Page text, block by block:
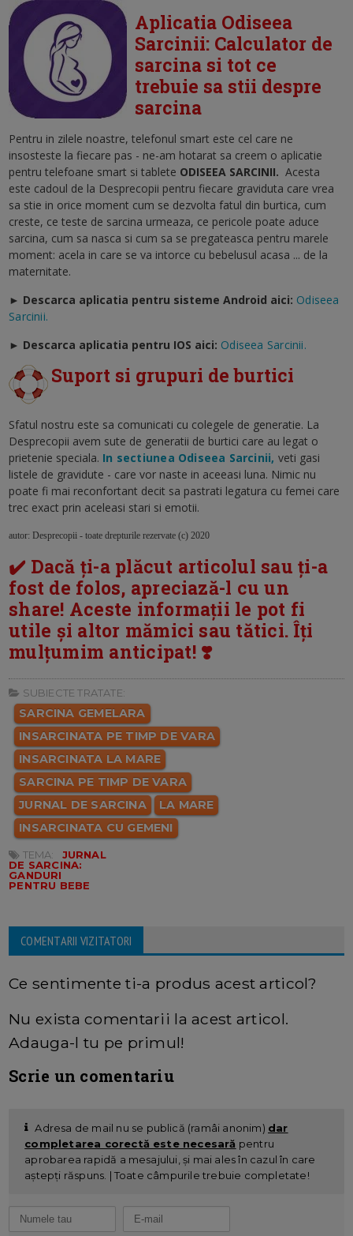
Aplicatia Odiseea
Sarcinii: Calculator de
sarcina si tot ce
trebuie sa stii despre
sarcina
Pentru in zilele noastre, telefonul smart este cel care ne
insosteste la fiecare pas - ne-am hotarat sa creem o aplicatie
pentru telefoane smart si tablete ODISEEA SARCINII. Acesta
este cadoul de la Desprecopii pentru fiecare graviduta care vrea
sa stie in orice moment cum se dezvolta fatul din burtica, cum
creste, ce teste de sarcina urmeaza, ce pericole poate aduce
sarcina, cum sa nasca si cum sa se pregateasca pentru marele
moment: acela in care se va intorce cu bebelusul acasa ... de la
maternitate.
► Descarca aplicatia pentru sisteme Android aici: Odiseea
Sarcinii.
► Descarca aplicatia pentru IOS aici: Odiseea Sarcinii.
Suport si grupuri de burtici
Sfatul nostru este sa comunicati cu colegele de generatie. La
Desprecopii avem sute de generatii de burtici care au legat o
prietenie speciala. In sectiunea Odiseea Sarcinii, veti gasi
listele de gravidute - care vor naste in aceeasi luna. Nimic nu
poate fi mai reconfortant decit sa pastrati legatura cu femei care
trec exact prin aceleasi stari si emotii.
autor: Desprecopii - toate drepturile rezervate (c) 2020
✔️ Dacă ți-a plăcut articolul sau ți-a
fost de folos, apreciază-l cu un
share! Aceste informații le pot fi
utile și altor mămici sau tătici. Îți
mulțumim anticipat! ❣️
SUBIECTE TRATATE:
SARCINA GEMELARA
INSARCINATA PE TIMP DE VARA
INSARCINATA LA MARE
SARCINA PE TIMP DE VARA
JURNAL DE SARCINA
LA MARE
INSARCINATA CU GEMENI
TEMA:
JURNAL
DE SARCINA:
GANDURI
PENTRU BEBE
COMENTARII VIZITATORI
Ce sentimente ti-a produs acest articol?
Nu exista comentarii la acest articol.
Adauga-l tu pe primul!
Scrie un comentariu
Adresa de mail nu se publică (ramâi anonim) dar
completarea corectă este necesară pentru
aprobarea rapidă a mesajului, și mai ales în cazul în care
aștepți răspuns. | Toate câmpurile trebuie completate!